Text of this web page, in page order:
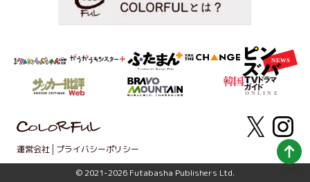
運営会社 プライバシーポリシー
© 2021-2026 Futabasha Publishers Ltd.